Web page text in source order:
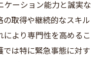
ケーション能力と誠実な
の取得や継続的なスキル
により専門性を高めるこ
では特に緊急事態に対す